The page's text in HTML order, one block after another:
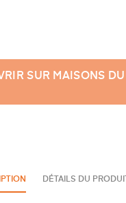
SUR MAISONS DU
DÉTAILS DU PRODUIT